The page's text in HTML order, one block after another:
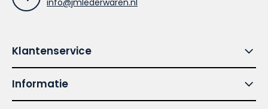
info@jmlederwaren.nl
Klantenservice
Informatie